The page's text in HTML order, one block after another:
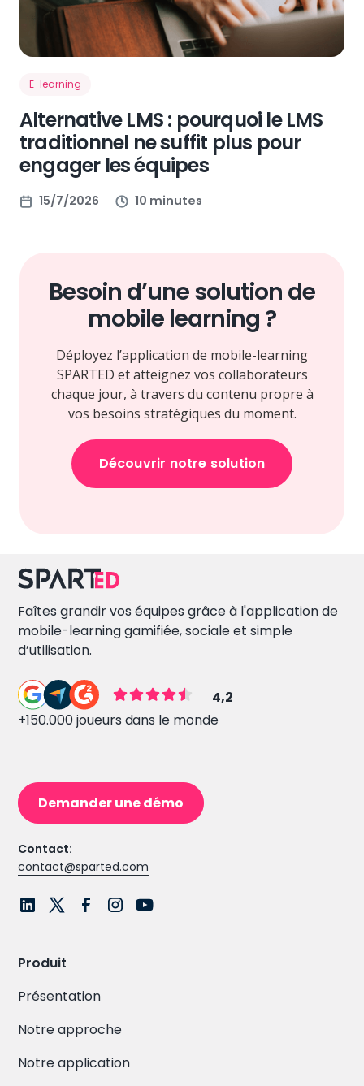
E-learning
Alternative LMS : pourquoi le LMS
traditionnel ne suffit plus pour
engager les équipes
15/7/2026 10 minutes
Besoin d’une solution de
mobile learning ?
Déployez l’application de mobile-learning
SPARTED et atteignez vos collaborateurs
chaque jour, à travers du contenu propre à
vos besoins stratégiques du moment.
Découvrir notre solution
Faîtes grandir vos équipes grâce à l'application de
mobile-learning gamifiée, sociale et simple
d’utilisation.
4,2
+150.000 joueurs dans le monde
Demander une démo
Contact:
contact@sparted.com
Produit
Présentation
Notre approche
Notre application